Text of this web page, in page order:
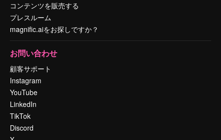
コンテンツを販売する
プレスルーム
magnific.aiをお探しですか？
お問い合わせ
顧客サポート
Instagram
YouTube
LinkedIn
TikTok
Discord